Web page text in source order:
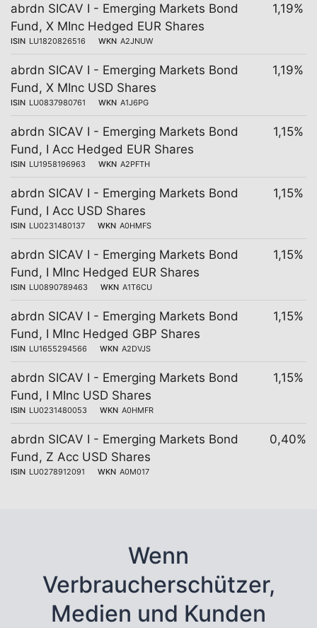
abrdn SICAV I - Emerging Markets Bond
Fund, X MInc Hedged EUR Shares
ISIN LU1820826516 WKN A2JNUW
1,19%
abrdn SICAV I - Emerging Markets Bond
Fund, X MInc USD Shares
ISIN LU0837980761 WKN A1J6PG
1,19%
abrdn SICAV I - Emerging Markets Bond
Fund, I Acc Hedged EUR Shares
ISIN LU1958196963 WKN A2PFTH
1,15%
abrdn SICAV I - Emerging Markets Bond
Fund, I Acc USD Shares
ISIN LU0231480137 WKN A0HMFS
1,15%
abrdn SICAV I - Emerging Markets Bond
Fund, I MInc Hedged EUR Shares
ISIN LU0890789463 WKN A1T6CU
1,15%
abrdn SICAV I - Emerging Markets Bond
Fund, I MInc Hedged GBP Shares
ISIN LU1655294566 WKN A2DVJS
1,15%
abrdn SICAV I - Emerging Markets Bond
Fund, I MInc USD Shares
ISIN LU0231480053 WKN A0HMFR
1,15%
abrdn SICAV I - Emerging Markets Bond
Fund, Z Acc USD Shares
ISIN LU0278912091 WKN A0M017
0,40%
Wenn
Verbraucherschützer,
Medien und Kunden